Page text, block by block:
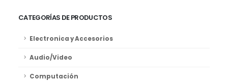
CATEGORÍAS DE PRODUCTOS
Electronica y Accesorios
Audio/Video
Computación